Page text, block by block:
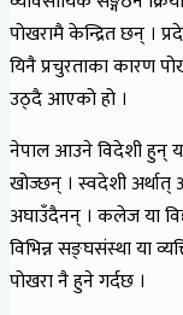
पोखरामै केन्द्रित छन् ।
यिनै प्रचुरताका कारण
उठ्दै आएको हो ।
नेपाल आउने विदेशी हुन्
खोज्छन् । स्वदेशी
अघाउँदैनन् । कलेज या
विभिन्न सङ्घसंस्था या
पोखरा नै हुने गर्दछ ।